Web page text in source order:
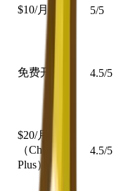
$10/月 5/5
免费开始 4.5/5
$20/月
（ChatGPT
Plus）
4.5/5